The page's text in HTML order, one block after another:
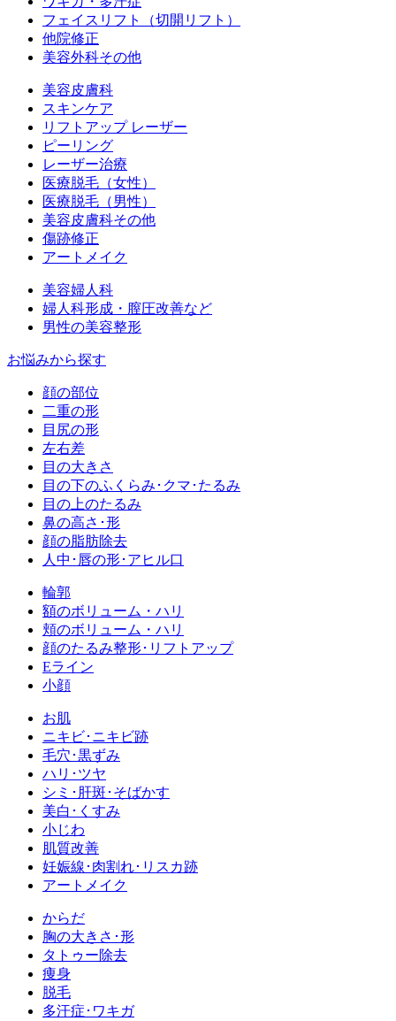
フェイスリフト（切開リフト）
他院修正
美容外科その他
美容皮膚科
スキンケア
リフトアップ レーザー
ピーリング
レーザー治療
医療脱毛（女性）
医療脱毛（男性）
美容皮膚科その他
傷跡修正
アートメイク
美容婦人科
婦人科形成・膣圧改善など
男性の美容整形
お悩みから探す
顔の部位
二重の形
目尻の形
左右差
目の大きさ
目の下のふくらみ･クマ･たるみ
目の上のたるみ
鼻の高さ･形
顔の脂肪除去
人中･唇の形･アヒル口
輪郭
額のボリューム・ハリ
頬のボリューム・ハリ
顔のたるみ整形･リフトアップ
Eライン
小顔
お肌
ニキビ･ニキビ跡
毛穴･黒ずみ
ハリ･ツヤ
シミ･肝斑･そばかす
美白･くすみ
小じわ
肌質改善
妊娠線･肉割れ･リスカ跡
アートメイク
からだ
胸の大きさ･形
タトゥー除去
痩身
脱毛
多汗症･ワキガ